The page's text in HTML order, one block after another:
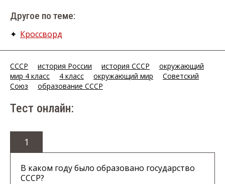
Другое по теме:
✦ Кроссворд
СССР история России история СССР
окружающий
мир 4 класс
4 класс окружающий мир
Советский
Союз
образование СССР
Тест онлайн:
1
В каком году было образовано государство
СССР?